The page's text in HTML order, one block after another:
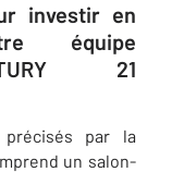
investir en
équipe
21
par la
un salon-